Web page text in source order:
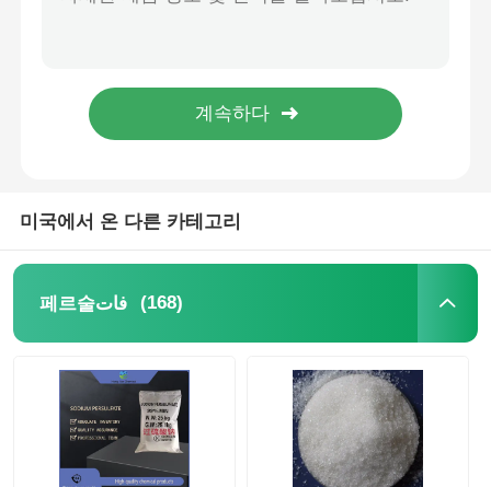
석유 첨가제
광물 공정 화학물질
금속화학 화학물질
전자 원자재
미국에서 온 다른 카테고리
페르술فات (168)